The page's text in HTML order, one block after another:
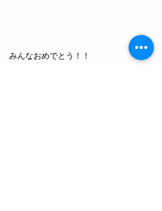
みんなおめでとう！！